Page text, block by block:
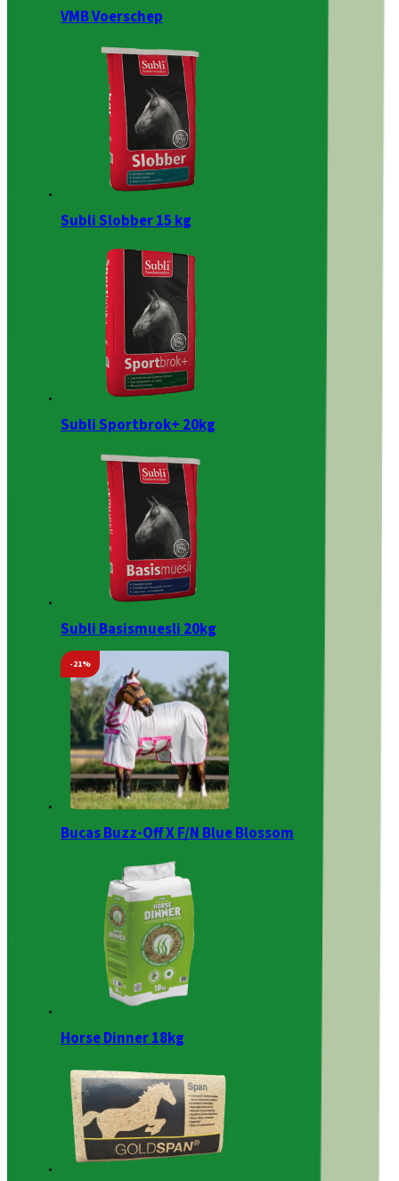
VMB Voerschep
Subli Slobber 15 kg
Subli Sportbrok+ 20kg
Subli Basismuesli 20kg
Bucas Buzz-Off X F/N Blue Blossom
-21%
Horse Dinner 18kg